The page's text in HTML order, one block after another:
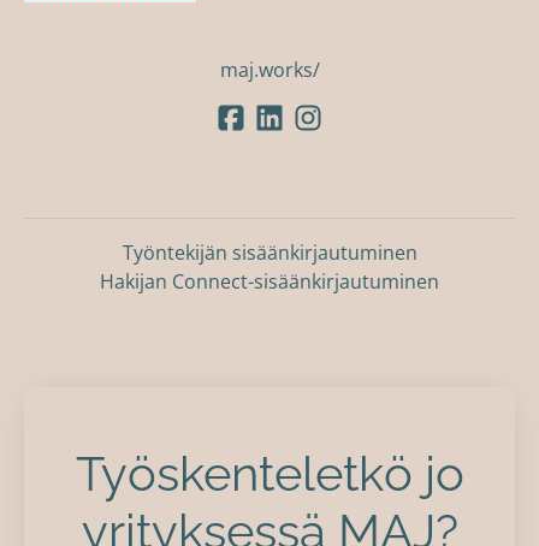
maj.works/
Työntekijän sisäänkirjautuminen
Hakijan Connect-sisäänkirjautuminen
Työskenteletkö jo
yrityksessä MAJ?